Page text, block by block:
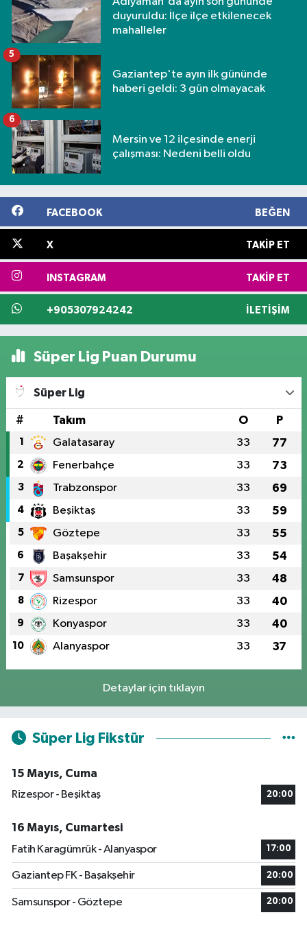
duyuruldu: İlçe ilçe etkilenecek
mahalleler
Gaziantep'te ayın ilk gününde
haberi geldi: 3 gün olmayacak
5
Mersin ve 12 ilçesinde enerji
çalışması: Nedeni belli oldu
6
FACEBOOK BEĞEN
X TAKIP ET
INSTAGRAM TAKIP ET
+905307924242 İLETIŞIM
Süper Lig Puan Durumu
Süper Lig
# Takım O P
1 Galatasaray 33 77
2 Fenerbahçe 33 73
3 Trabzonspor 33 69
4 Beşiktaş 33 59
5 Göztepe 33 55
6 Başakşehir 33 54
7 Samsunspor 33 48
8 Rizespor 33 40
9 Konyaspor 33 40
10 Alanyaspor 33 37
Detaylar için tıklayın
Süper Lig Fikstür
15 Mayıs, Cuma
Rizespor - Beşiktaş
20:00
16 Mayıs, Cumartesi
Fatih Karagümrük - Alanyaspor
17:00
Gaziantep FK - Başakşehir 20:00
Samsunspor - Göztepe 20:00